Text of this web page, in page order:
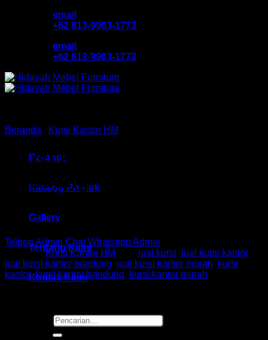
email
+62 813-9903-1773
email
+62 813-9903-1773
Beranda
Katalog Produk
Gallery
Tentang Kami
Kontak Kami
Pencarian
untuk:
Beranda Kursi Kantor HM
Kursi Kantor HM – 083
Bandung
Telpon Admin Chat Whatsapp Admin
Kategori:Kursi Kantor HM jual kursi jual kursi kantor,
jual kursi kantor bandung jual kursi kantor murah
kursi
kantor,kursi kantor bandung kursi kantor murah